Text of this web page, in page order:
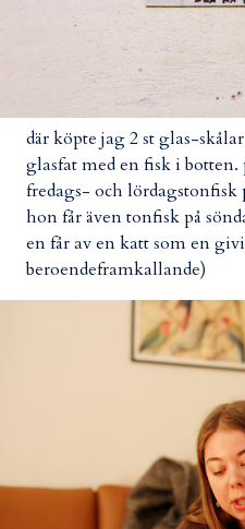
där köpte jag 2 st glas-
glasfat med en fisk i botten.
fredags- och
hon får även tonfisk på
en får av en katt som en
beroendeframkallande)